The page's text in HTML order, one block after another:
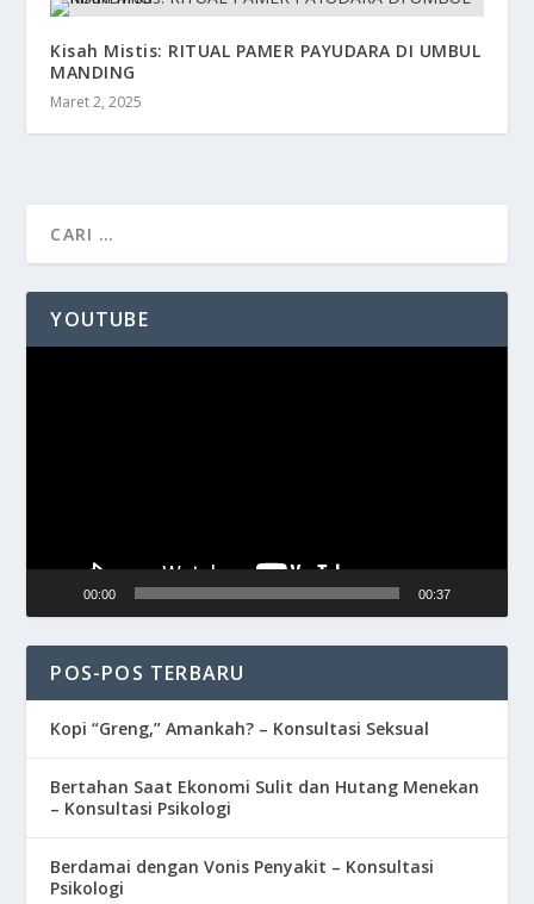
Kisah Mistis: RITUAL PAMER PAYUDARA DI UMBUL
MANDING
Maret 2, 2025
YOUTUBE
00:00 00:37
POS-POS TERBARU
Kopi “Greng,” Amankah? – Konsultasi Seksual
Bertahan Saat Ekonomi Sulit dan Hutang Menekan
– Konsultasi Psikologi
Berdamai dengan Vonis Penyakit – Konsultasi
Psikologi